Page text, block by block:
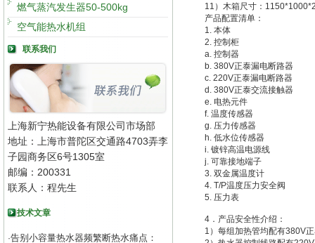
燃气蒸汽发生器50-500kg
空气能热水机组
联系我们
上海新宁热能设备有限公司市场部
地址：上海市普陀区交通路4703弄李
子园商务区6号1305室
邮编：200331
联系人：程先生
技术文章
·告别小容量热水器频繁断热水痛点：
11）木箱尺寸：
产品配置清单：
1. 本体
2. 控制柜
a. 控制器
b. 380V正泰漏电断路器
c. 220V正泰漏电断路器
d. 380V正泰交流接触器
e. 电热元件
f. 温度传感器
g. 压力传感器
h. 低水位传感器
i. 镀锌高温电源线
j. 可靠接地端子
3. 双金属温度计
4. T/P温度压力安全阀
5. 压力表
4．产品安全性介绍：
1）每组加热管均配有380V